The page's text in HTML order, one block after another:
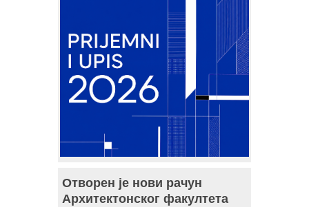
Отворен је нови рачун
Архитектонског факултета